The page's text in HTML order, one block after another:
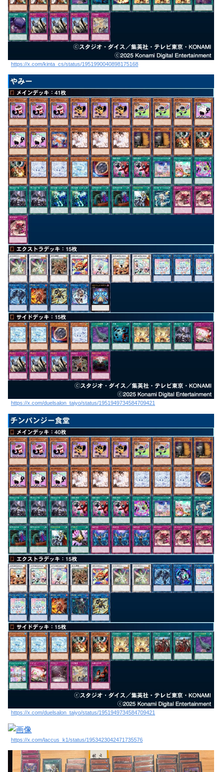
https://x.com/kinta_cs/status/1951990040898175168
https://x.com/duelsalon_taiyo/status/1951949734584709421
https://x.com/duelsalon_taiyo/status/1951949734584709421
https://x.com/laccus_k1/status/1953423042471735576